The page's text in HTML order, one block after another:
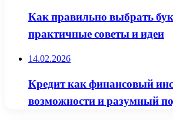
Как правильно выбрать
практичные советы и идеи
14.02.2026
Кредит как финансовый
возможности и разумный